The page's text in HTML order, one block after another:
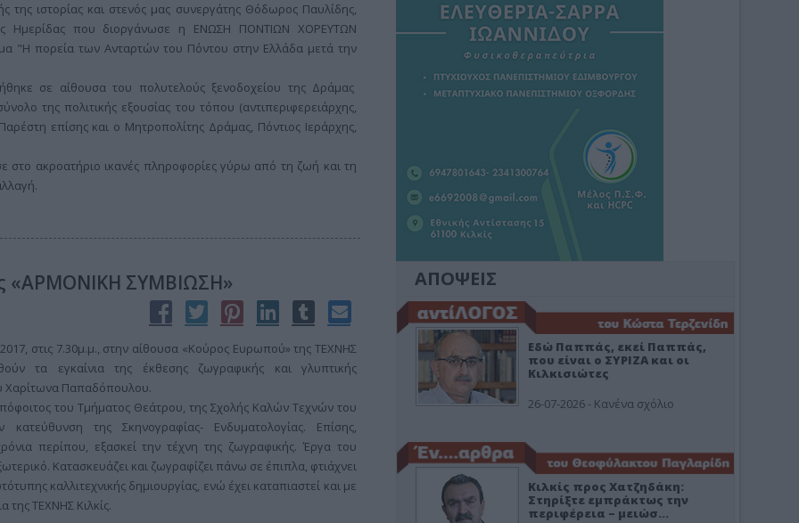
της ιστορίας και στενός μας συνεργάτης Θόδωρος Παυλίδης,
Ημερίδας που διοργάνωσε η ΕΝΩΣΗ ΠΟΝΤΙΩΝ ΧΟΡΕΥΤΩΝ
"Η πορεία των Ανταρτών του Πόντου στην Ελλάδα μετά την
σε αίθουσα του πολυτελούς ξενοδοχείου της Δράμας
της πολιτικής εξουσίας του τόπου (αντιπεριφερειάρχης,
επίσης και ο Μητροπολίτης Δράμας, Πόντιος Ιεράρχης,
στο ακροατήριο ικανές πληροφορίες γύρω από τη ζωή και τη
«ΑΡΜΟΝΙΚΗ ΣΥΜΒΙΩΣΗ»
στις 7.30μ.μ., στην αίθουσα «Κούρος Ευρωπού» της ΤΕΧΝΗΣ
τα εγκαίνια της έκθεσης ζωγραφικής και γλυπτικής
Χαρίτωνα Παπαδόπουλου.
του Τμήματος Θεάτρου, της Σχολής Καλών Τεχνών του
της Σκηνογραφίας- Ενδυματολογίας. Επίσης,
περίπου, εξασκεί την τέχνη της ζωγραφικής. Έργα του
Κατασκευάζει και ζωγραφίζει πάνω σε έπιπλα, φτιάχνει
καλλιτεχνικής δημιουργίας, ενώ έχει καταπιαστεί και με
της ΤΕΧΝΗΣ Κιλκίς.
ΑΠΟΨΕΙΣ
Εδώ Παππάς, εκεί Παππάς,
που είναι ο ΣΥΡΙΖΑ και οι
Κιλκισιώτες
26-07-2026 - Κανένα σχόλιο
Κιλκίς προς Χατζηδάκη:
Στηρίξτε εμπράκτως την
περιφέρεια – μειώσ…